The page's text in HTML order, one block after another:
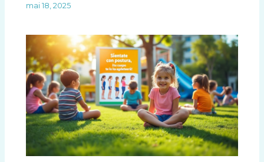
mai 18, 2025